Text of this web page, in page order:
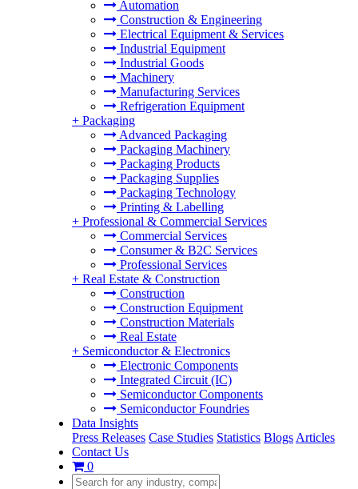
Automation
Construction & Engineering
Electrical Equipment & Services
Industrial Equipment
Industrial Goods
Machinery
Manufacturing Services
Refrigeration Equipment
+ Packaging
Advanced Packaging
Packaging Machinery
Packaging Products
Packaging Supplies
Packaging Technology
Printing & Labelling
+ Professional & Commercial Services
Commercial Services
Consumer & B2C Services
Professional Services
+ Real Estate & Construction
Construction
Construction Equipment
Construction Materials
Real Estate
+ Semiconductor & Electronics
Electronic Components
Integrated Circuit (IC)
Semiconductor Components
Semiconductor Foundries
Data Insights
Press Releases Case Studies Statistics Blogs Articles
Contact Us
0